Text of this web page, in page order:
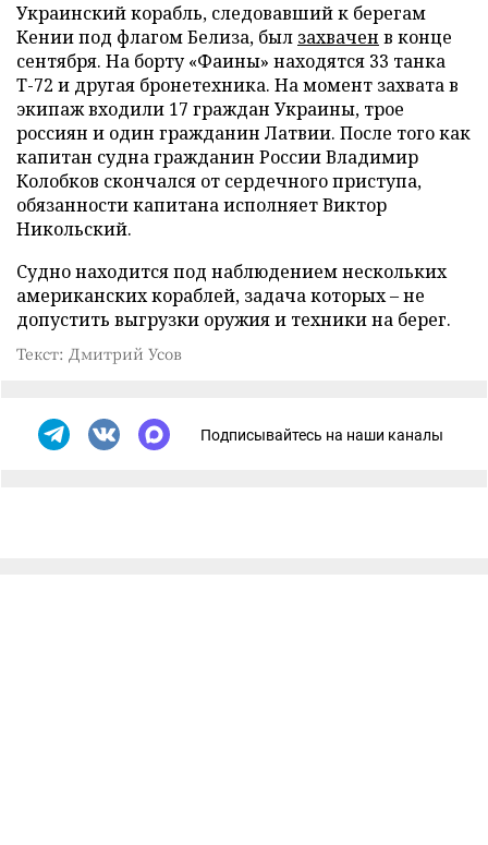
Украинский корабль, следовавший к берегам
Кении под флагом Белиза, был захвачен в конце
сентября. На борту «Фаины» находятся 33 танка
Т-72 и другая бронетехника. На момент захвата в
экипаж входили 17 граждан Украины, трое
россиян и один гражданин Латвии. После того как
капитан судна гражданин России Владимир
Колобков скончался от сердечного приступа,
обязанности капитана исполняет Виктор
Никольский.
Судно находится под наблюдением нескольких
американских кораблей, задача которых – не
допустить выгрузки оружия и техники на берег.
Текст: Дмитрий Усов
Подписывайтесь на наши каналы